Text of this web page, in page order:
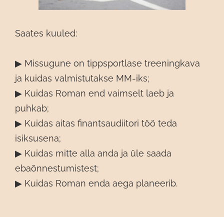
Saates kuuled:
▶︎ Missugune on tippsportlase treeningkava
ja kuidas valmistutakse MM-iks;
▶︎ Kuidas Roman end vaimselt laeb ja
puhkab;
▶︎ Kuidas aitas finantsaudiitori töö teda
isiksusena;
▶︎ Kuidas mitte alla anda ja üle saada
ebaõnnestumistest;
▶︎ Kuidas Roman enda aega planeerib.